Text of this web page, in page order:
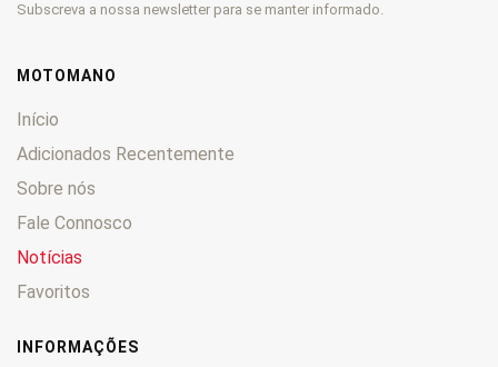
Subscreva a nossa newsletter para se manter informado.
MOTOMANO
Início
Adicionados Recentemente
Sobre nós
Fale Connosco
Notícias
Favoritos
INFORMAÇÕES